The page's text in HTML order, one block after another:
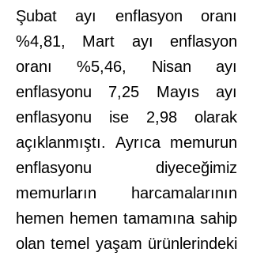
Şubat ayı enflasyon oranı
%4,81, Mart ayı enflasyon
oranı %5,46, Nisan ayı
enflasyonu 7,25 Mayıs ayı
enflasyonu ise 2,98 olarak
açıklanmıştı. Ayrıca memurun
enflasyonu diyeceğimiz
memurların harcamalarının
hemen hemen tamamına sahip
olan temel yaşam ürünlerindeki